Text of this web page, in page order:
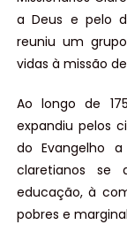
a Deus e pelo
reuniu um
vidas à missão
Ao longo de
expandiu pelos
do Evangelho
claretianos se
educação, à
pobres e